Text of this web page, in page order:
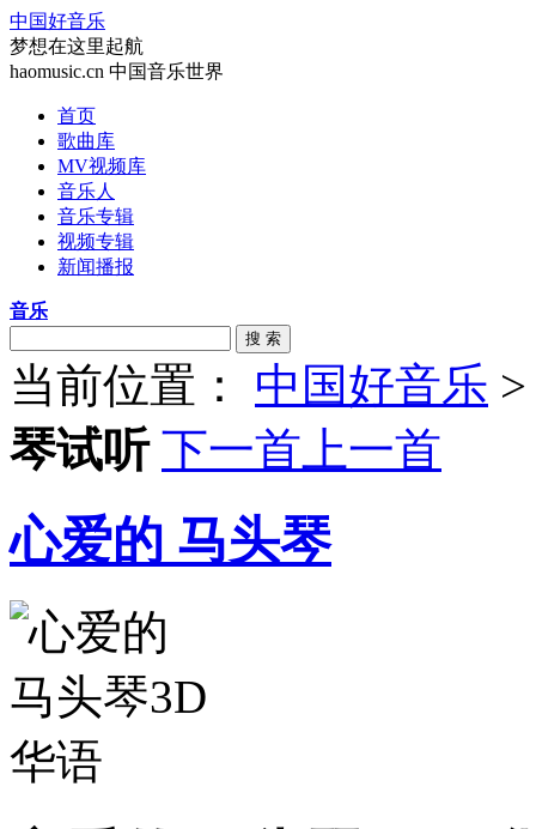
中国好音乐
梦想在这里起航
haomusic.cn 中国音乐世界
首页
歌曲库
MV视频库
音乐人
音乐专辑
视频专辑
新闻播报
音乐
搜 索
当前位置： 中国好音乐
琴试听 下一首 上一首
心爱的 马头琴